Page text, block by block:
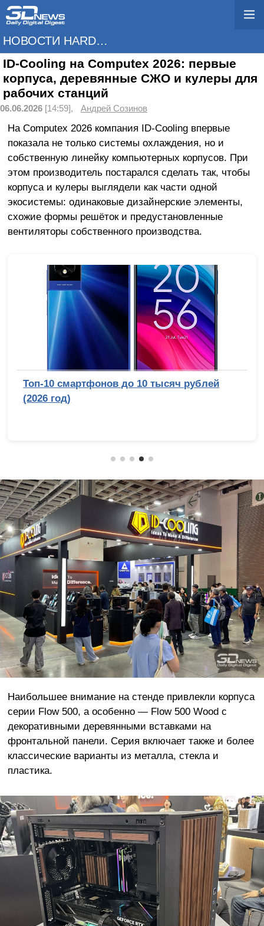
НОВОСТИ HARDWARE
ID-Cooling на Computex 2026: первые
корпуса, деревянные СЖО и кулеры для
рабочих станций
06.06.2026 [14:59], Андрей Созинов
На Computex 2026 компания ID-Cooling впервые
показала не только системы охлаждения, но и
собственную линейку компьютерных корпусов. При
этом производитель постарался сделать так, чтобы
корпуса и кулеры выглядели как части одной
экосистемы: одинаковые дизайнерские элементы,
схожие формы решёток и предустановленные
вентиляторы собственного производства.
Обзор беззеркальной камеры Sony Alpha 7
V: эволюция с человеческим лицом
Наибольшее внимание на стенде привлекли корпуса
серии Flow 500, а особенно — Flow 500 Wood с
декоративными деревянными вставками на
фронтальной панели. Серия включает также и более
классические варианты из металла, стекла и
пластика.